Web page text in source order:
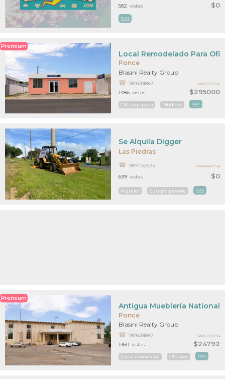
$0
MAS
582 vistas
Premium
Ponce
$295000
Local Remodelado Para
Blasini Realty Group
7876001882
Oficinas para Médicos MAS
1486 vistas
PR12215758
Las Piedras
$0
Se Alquila Digger
7874732623
Alquiler Equipo pesado MAS
639 vistas
PR41049754
Premium
Ponce
$24792
Antigua Mueblería National
Blasini Realty Group
7876001882
Local comercial Oficinas MAS
1360 vistas
PR12155394